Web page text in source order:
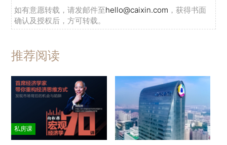
如有意愿转载，请发邮件至hello@caixin.com ，获得书面
确认及授权后，方可转载。
推荐阅读
私房课